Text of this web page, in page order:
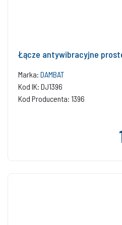
Łącze antywibracyjne
Marka: DAMBAT
Kod IK: DJ1396
Kod Producenta: 1396